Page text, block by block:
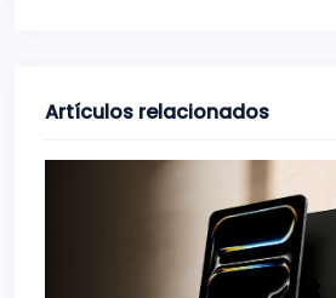
Artículos relacionados